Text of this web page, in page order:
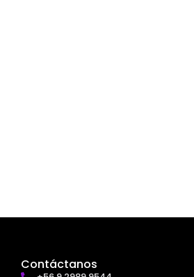
Contáctanos